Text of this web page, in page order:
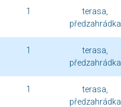
1
terasa,
předzahrádka
1
terasa,
předzahrádka
1
terasa,
předzahrádka